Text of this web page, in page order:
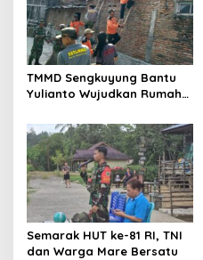
TMMD Sengkuyung Bantu
Yulianto Wujudkan Rumah
Semarak HUT ke-81 RI, TNI
dan Warga Mare Bersatu